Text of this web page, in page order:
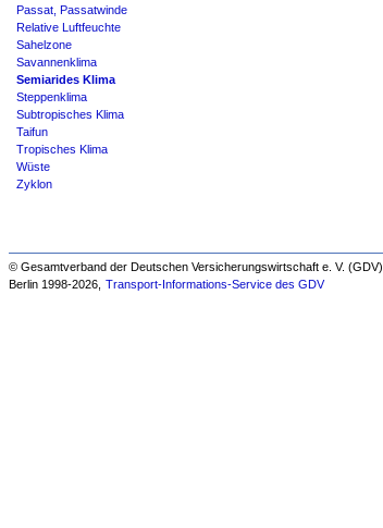
Passat, Passatwinde
Relative Luftfeuchte
Sahelzone
Savannenklima
Semiarides Klima
Steppenklima
Subtropisches Klima
Taifun
Tropisches Klima
Wüste
Zyklon
© Gesamtverband der Deutschen Versicherungswirtschaft e. V. (GDV),
Berlin 1998-2026, Transport-Informations-Service des GDV